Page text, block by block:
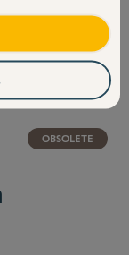
larger image
OBSOLETE